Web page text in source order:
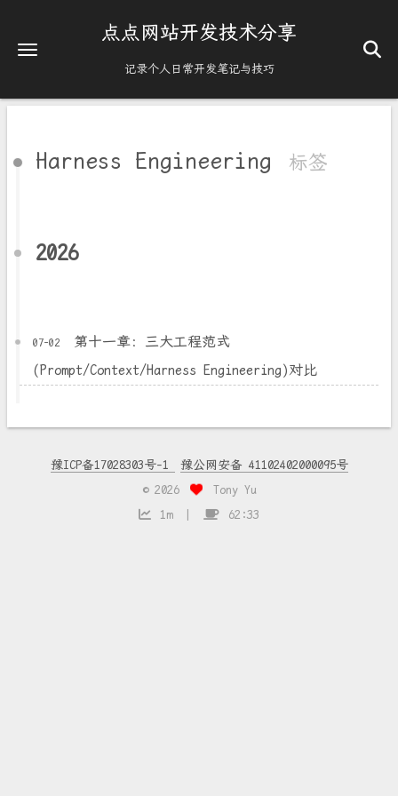
点点网站开发技术分享
记录个人日常开发笔记与技巧
Harness Engineering 标签
2026
07-02
第十一章：三大工程范式
(Prompt/Context/Harness Engineering)对比
豫ICP备17028303号-1
豫公网安备 41102402000095号
© 2026
Tony Yu
1m
62:33